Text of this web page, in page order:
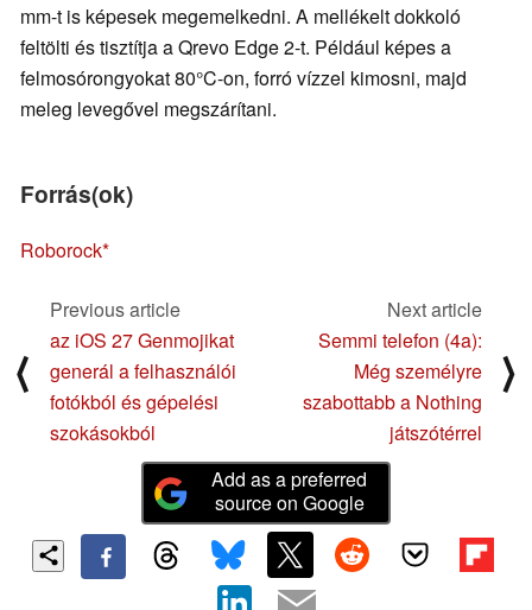
mm-t is képesek megemelkedni. A mellékelt dokkoló
feltölti és tisztítja a Qrevo Edge 2-t. Például képes a
felmosórongyokat 80°C-on, forró vízzel kimosni, majd
meleg levegővel megszárítani.
Forrás(ok)
Roborock
⟨
Previous article
az iOS 27 Genmojikat
generál a felhasználói
fotókból és gépelési
szokásokból
Next article
Semmi telefon (4a):
Még személyre
szabottabb a Nothing
játszótérrel
⟩
Add as a preferred
source on Google